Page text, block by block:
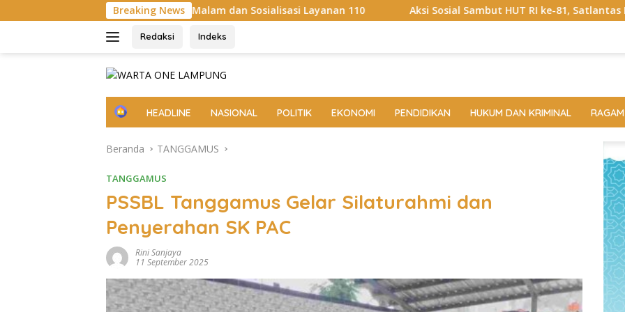
ke
Breaking News
Ronda Malam dan Sosialisasi Layanan 110 Aksi Sosial Sambut HUT RI ke-81, Satlantas Polres Way Kanan Bagikan
Redaksi Indeks
H
e
HEADLINE NASIONAL POLITIK EKONOMI PENDIDIKAN HUKUM DAN KRIMINAL RAGAM
Beranda TANGGAMUS
TANGGAMUS
PSSBL Tanggamus Gelar Silaturahmi dan
Penyerahan SK PAC
Rini Sanjaya
11 September 2025